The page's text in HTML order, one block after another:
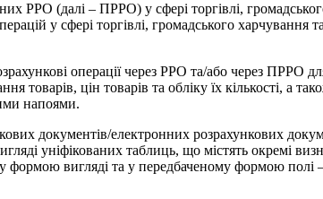
РРО (далі – ПРРО) у сфері торгівлі,
у сфері торгівлі, громадського харчування
операції через РРО та/або через ПРРО
цін товарів та обліку їх кількості, а
напоями.
документів/електронних розрахункових
уніфікованих таблиць, що містять окремі
вигляді та у передбаченому формою полі